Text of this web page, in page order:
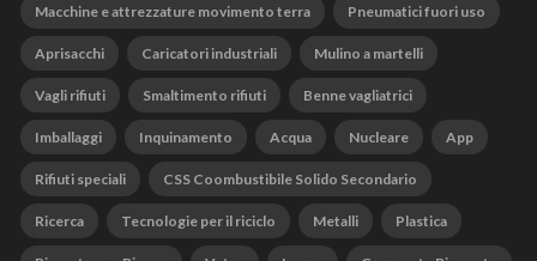
Macchine e attrezzature movimento terra Pneumatici fuori uso
Aprisacchi Caricatori industriali Mulino a martelli
Vagli rifiuti Smaltimento rifiuti Benne vagliatrici
Imballaggi Inquinamento Acqua Nucleare App
Rifiuti speciali CSS Coombustibile Solido Secondario
Ricerca Tecnologie per il riciclo Metalli Plastica